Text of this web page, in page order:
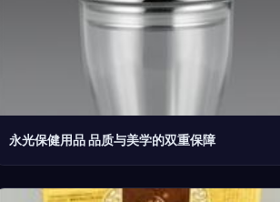
永光保健用品 品质与美学的双重保障